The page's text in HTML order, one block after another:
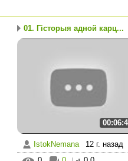
01. Гісторыя адной карц...
IstokNemana
12 г. назад